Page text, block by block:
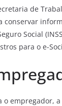
de
conservar
Social
para o e-
o empregador,